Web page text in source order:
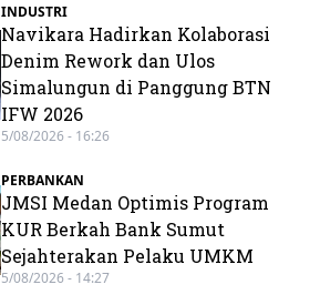
INDUSTRI
Navikara Hadirkan Kolaborasi
Denim Rework dan Ulos
Simalungun di Panggung BTN
IFW 2026
5/08/2026 - 16:26
PERBANKAN
JMSI Medan Optimis Program
KUR Berkah Bank Sumut
Sejahterakan Pelaku UMKM
5/08/2026 - 14:27